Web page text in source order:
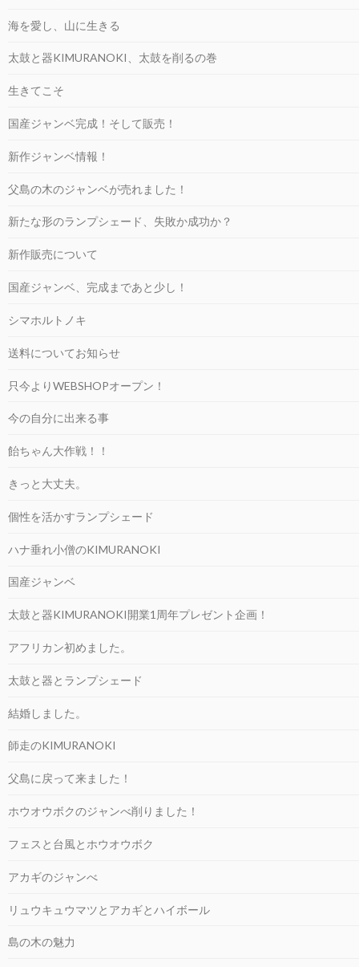
海を愛し、山に生きる
太鼓と器KIMURANOKI、太鼓を削るの巻
生きてこそ
国産ジャンベ完成！そして販売！
新作ジャンベ情報！
父島の木のジャンベが売れました！
新たな形のランプシェード、失敗か成功か？
新作販売について
国産ジャンベ、完成まであと少し！
シマホルトノキ
送料についてお知らせ
只今よりWEBSHOPオープン！
今の自分に出来る事
飴ちゃん大作戦！！
きっと大丈夫。
個性を活かすランプシェード
ハナ垂れ小僧のKIMURANOKI
国産ジャンベ
太鼓と器KIMURANOKI開業1周年プレゼント企画！
アフリカン初めました。
太鼓と器とランプシェード
結婚しました。
師走のKIMURANOKI
父島に戻って来ました！
ホウオウボクのジャンべ削りました！
フェスと台風とホウオウボク
アカギのジャンべ
リュウキュウマツとアカギとハイボール
島の木の魅力